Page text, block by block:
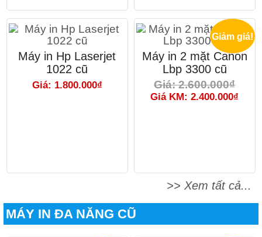
Máy in Hp Laserjet
1022 cũ
Giá: 1.800.000₫
Giảm giá!
Máy in 2 mặt Canon
Lbp 3300 cũ
Giá: 2.600.000₫
Giá KM: 2.400.000₫
>> Xem tất cả...
MÁY IN ĐA NĂNG CŨ